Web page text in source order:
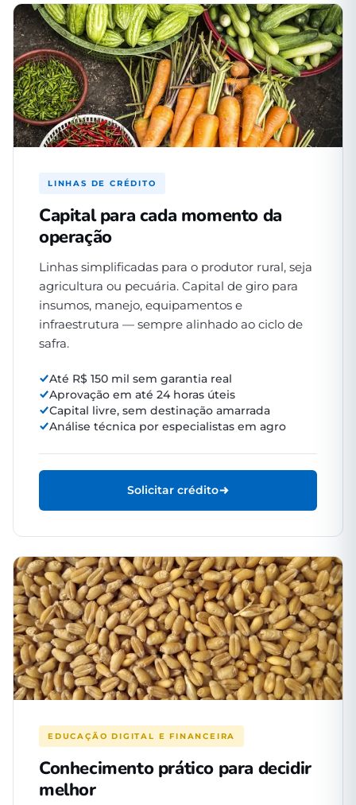
LINHAS DE CRÉDITO
Capital para cada momento da
operação
Linhas simplificadas para o produtor rural, seja
agricultura ou pecuária. Capital de giro para
insumos, manejo, equipamentos e
infraestrutura — sempre alinhado ao ciclo de
safra.
Até R$ 150 mil sem garantia real
Aprovação em até 24 horas úteis
Capital livre, sem destinação amarrada
Análise técnica por especialistas em agro
Solicitar crédito
EDUCAÇÃO DIGITAL E FINANCEIRA
Conhecimento prático para decidir
melhor